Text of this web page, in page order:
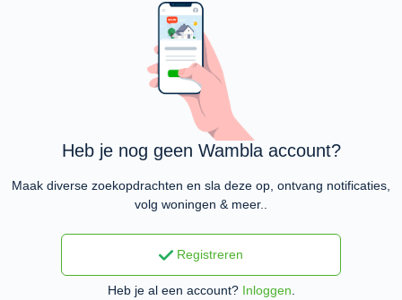
Heb je nog geen Wambla account?
Maak diverse zoekopdrachten en sla deze op, ontvang notificaties,
volg woningen & meer..
Registreren
Heb je al een account? Inloggen